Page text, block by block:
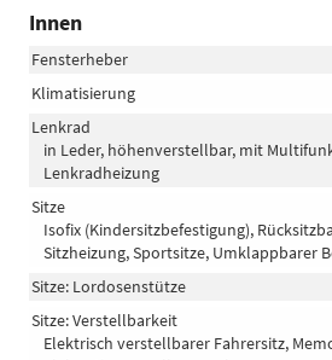
Innen
Fensterheber
Klimatisierung
Lenkrad
in Leder, höhenverstellbar, mit
Lenkradheizung
Sitze
Isofix (Kindersitzbefestigung),
Sitzheizung, Sportsitze, Umklappbarer
Sitze: Lordosenstütze
Sitze: Verstellbarkeit
Elektrisch verstellbarer Fahrersitz,